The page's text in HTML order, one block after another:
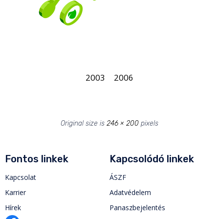
2003 2006
Original size is 246 × 200 pixels
Fontos linkek
Kapcsolat
Karrier
Hírek
Kapcsolódó linkek
ÁSZF
Adatvédelem
Panaszbejelentés